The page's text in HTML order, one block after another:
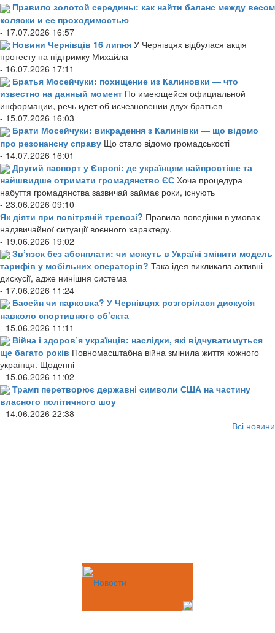
Правило золотой середины: как найти баланс между весом
коляски и ее проходимостью
- 17.07.2026 16:57
Новини Чернівців 16 липня У Чернівцях відбулася акція
протесту на підтримку Михайла
- 16.07.2026 17:11
Братья Мосейчуки: похищение из Калиновки — что
известно на данный момент По имеющейся официальной
информации, речь идет об исчезновении двух братьев
- 15.07.2026 16:03
Брати Мосейчуки: викрадення з Калинівки — що відомо
про резонансну справу Що стало відомо громадськості
- 14.07.2026 16:01
Другий паспорт у Європі: де українцям найпростіше та
найшвидше отримати громадянство ЄС Хоча процедура
набуття громадянства зазвичай займає роки, існують
- 23.06.2026 09:10
Як діяти при повітряній тревозі? Правила поведінки в умовах
надзвичайної ситуації воєнного характеру.
- 19.06.2026 19:02
Зв’язок без абонплати: чи можуть в Україні змінити модель
тарифів у мобільних операторів? Така ідея викликала активні
дискусії, адже нинішня система
- 17.06.2026 11:24
Басейн чи парковка? У Чернівцях розгорілася дискусія
навколо спортивного об’єкта
- 15.06.2026 11:11
Війна і здоров’я українців: наслідки, які відчуватимуться
ще багато років Повномасштабна війна змінила життя кожного
українця. Щоденні
- 15.06.2026 11:02
Трамп перетворює державні символи США на частину
власного політичного шоу
- 14.06.2026 22:38
Всі новини
Новости